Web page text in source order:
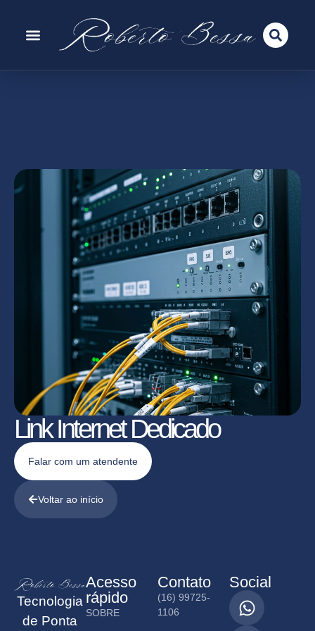
Link Internet Dedicado
Falar com um atendente
Voltar ao início
Tecnologia
de Ponta
Acesso
rápido
SOBRE
Contato
(16) 99725-
1106
Social